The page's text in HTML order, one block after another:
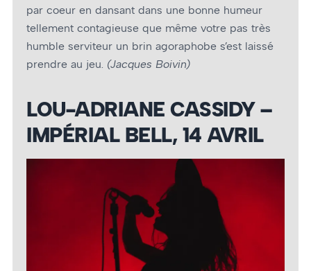
par coeur en dansant dans une bonne humeur
tellement contagieuse que même votre pas très
humble serviteur un brin agoraphobe s’est laissé
prendre au jeu. (Jacques Boivin)
LOU-ADRIANE CASSIDY –
IMPÉRIAL BELL, 14 AVRIL